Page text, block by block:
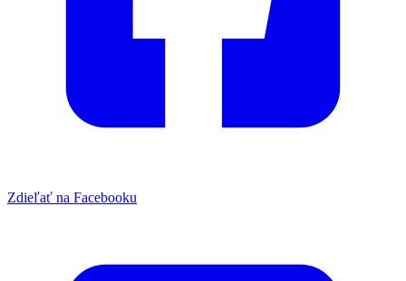
Zdieľať na Facebooku